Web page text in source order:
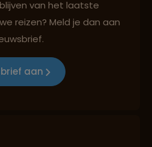
mens, cultuur en milieu
van het laatste
reizen? Meld je dan aan
aan